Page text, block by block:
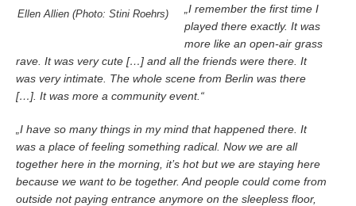
Ellen Allien (Photo: Stini Roehrs)
„I remember the first time I
played there exactly. It was
more like an open-air grass
rave. It was very cute […] and all the friends were there. It
was very intimate. The whole scene from Berlin was there
[…]. It was more a community event.“
„I have so many things in my mind that happened there. It
was a place of feeling something radical. Now we are all
together here in the morning, it’s hot but we are staying here
because we want to be together. And people could come from
outside not paying entrance anymore on the sleepless floor,